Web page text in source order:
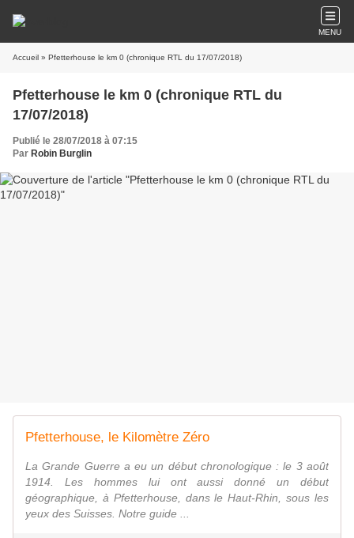
MENU
Accueil » Pfetterhouse le km 0 (chronique RTL du 17/07/2018)
Pfetterhouse le km 0 (chronique RTL du
17/07/2018)
Publié le 28/07/2018 à 07:15
Par Robin Burglin
Pfetterhouse, le Kilomètre Zéro
La Grande Guerre a eu un début chronologique : le 3 août
1914. Les hommes lui ont aussi donné un début
géographique, à Pfetterhouse, dans le Haut-Rhin, sous les
yeux des Suisses. Notre guide ...